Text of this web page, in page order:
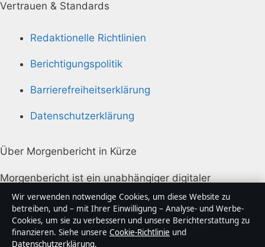
Vertrauen & Standards
Redaktionelle Richtlinien
Berichtigungspolitik
Barrierefreiheitserklärung
Datenschutzerklärung
Über Morgenbericht in Kürze
Morgenbericht ist ein unabhängiger digitaler
Nachrichtenanbieter mit Fokus auf Politik, Wirtschaft,
Technik und Gesellschaft in Deutschland. Jeder Artikel
trägt eine Byline, wird von einem Redakteur geprüft
und vor der Veröffentlichung faktengecheckt.
Wir verwenden notwendige Cookies, um diese Website zu
betreiben, und – mit Ihrer Einwilligung – Analyse- und Werbe-
Cookies, um sie zu verbessern und unsere Berichterstattung zu
finanzieren. Siehe unsere Cookie-Richtlinie und
Datenschutzerklärung.